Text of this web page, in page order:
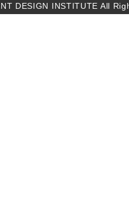
DESIGN INSTITUTE All